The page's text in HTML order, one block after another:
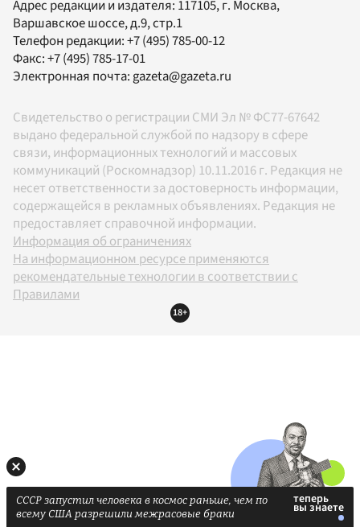
Адрес редакции и издателя: 117105, г. Москва,
Варшавское шоссе, д.9, стр.1
Телефон редакции:+7 (495) 785-00-12
Факс:+7 (495) 785-17-01
Электронная почта:gazeta@gazeta.ru
Свидетельство о регистрации СМИ Эл № ФС77-67642
выдано федеральной службой по надзору в сфере
связи, информационных технологий и массовых
коммуникаций (Роскомнадзор) 10.11.2016 г. Редакция не
несет ответственности за достоверность информации,
содержащейся в рекламных объявлениях. Редакция не
предоставляет справочной информации.
Информация об ограничениях
На информационном ресурсе применяются
рекомендательные технологии в соответствии с
Правилами
18+
СССР запустил человека в космос раньше, чем по
всему США разрешили межрасовые браки